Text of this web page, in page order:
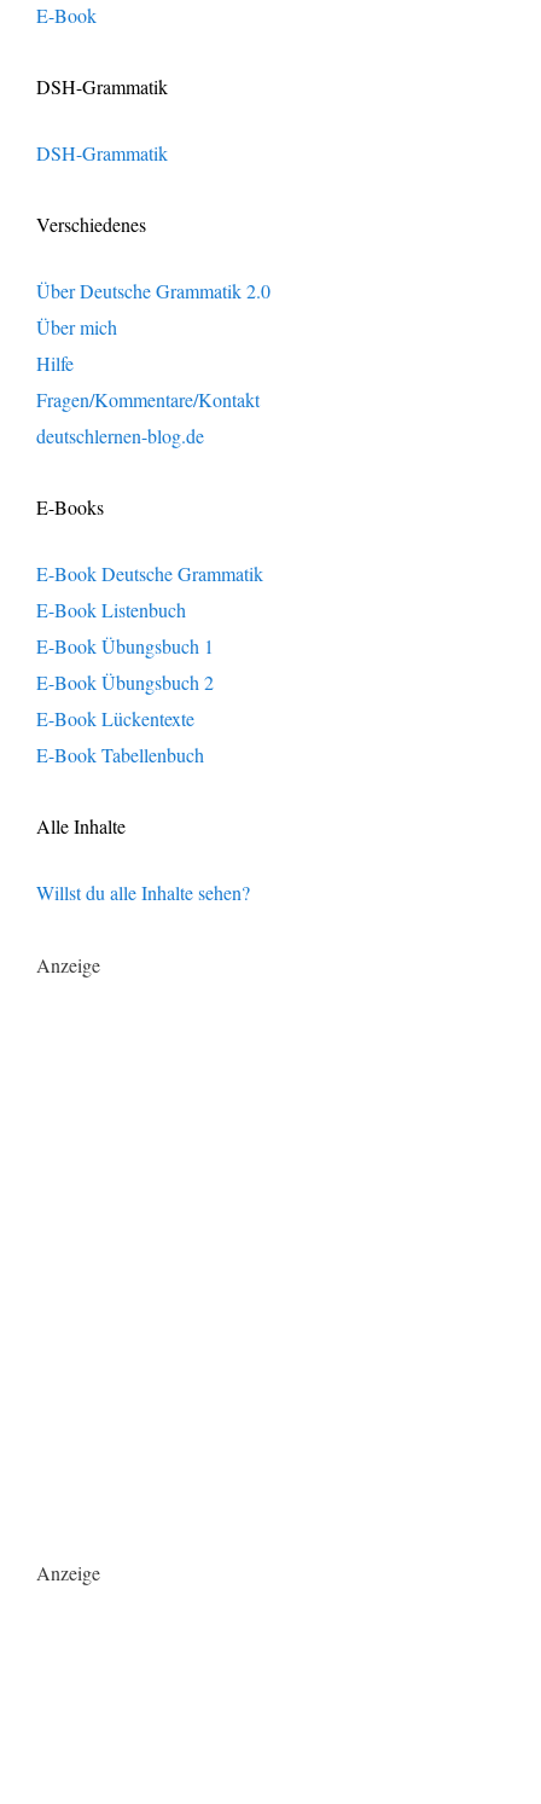
E-Book
DSH-Grammatik
DSH-Grammatik
Verschiedenes
Über Deutsche Grammatik 2.0
Über mich
Hilfe
Fragen/Kommentare/Kontakt
deutschlernen-blog.de
E-Books
E-Book Deutsche Grammatik
E-Book Listenbuch
E-Book Übungsbuch 1
E-Book Übungsbuch 2
E-Book Lückentexte
E-Book Tabellenbuch
Alle Inhalte
Willst du alle Inhalte sehen?
Anzeige
Anzeige